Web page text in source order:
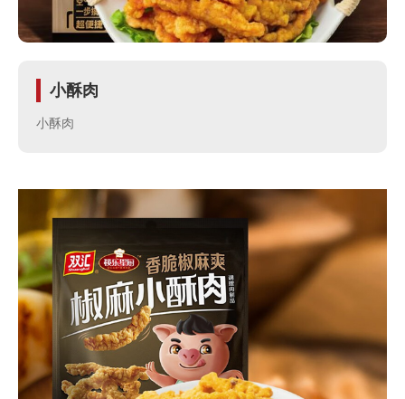
理
合
作
客
小酥肉
小酥肉